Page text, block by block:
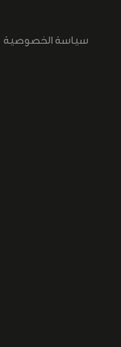
سياسة الخصوصية